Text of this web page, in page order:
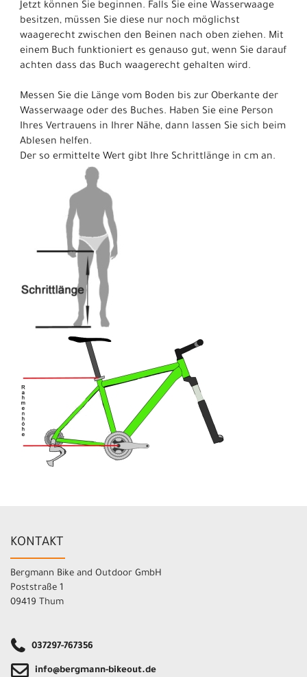
Jetzt können Sie beginnen. Falls Sie eine Wasserwaage
besitzen, müssen Sie diese nur noch möglichst
waagerecht zwischen den Beinen nach oben ziehen. Mit
einem Buch funktioniert es genauso gut, wenn Sie darauf
achten dass das Buch waagerecht gehalten wird.
Messen Sie die Länge vom Boden bis zur Oberkante der
Wasserwaage oder des Buches. Haben Sie eine Person
Ihres Vertrauens in Ihrer Nähe, dann lassen Sie sich beim
Ablesen helfen.
Der so ermittelte Wert gibt Ihre Schrittlänge in cm an.
KONTAKT
Bergmann Bike and Outdoor GmbH
Poststraße 1
09419 Thum
037297-767356
info@bergmann-bikeout.de